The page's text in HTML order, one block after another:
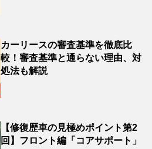
カーリースの審査基準を徹底比
較！審査基準と通らない理由、対
処法も解説
【修復歴車の見極めポイント第2
回】フロント編「コアサポート」